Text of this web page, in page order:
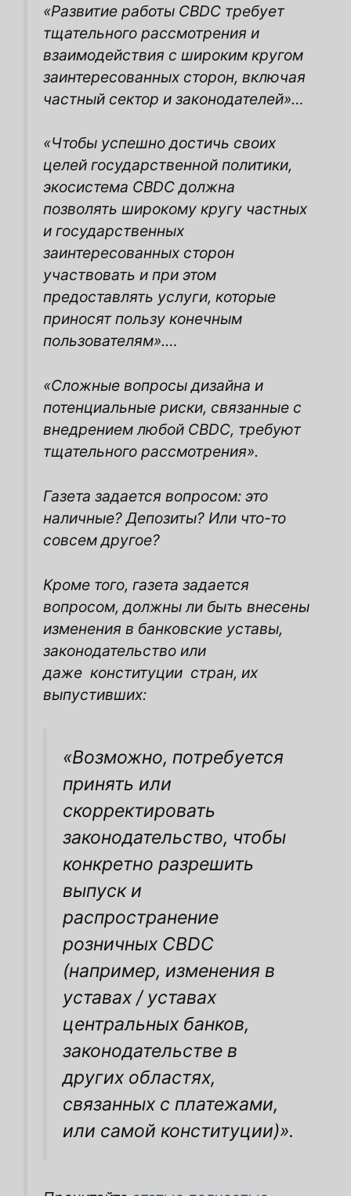
«Развитие работы CBDC требует
тщательного рассмотрения и
взаимодействия с широким кругом
заинтересованных сторон, включая
частный сектор и законодателей»…
«Чтобы успешно достичь своих
целей государственной политики,
экосистема CBDC должна
позволять широкому кругу частных
и государственных
заинтересованных сторон
участвовать и при этом
предоставлять услуги, которые
приносят пользу конечным
пользователям».…
«Сложные вопросы дизайна и
потенциальные риски, связанные с
внедрением любой CBDC, требуют
тщательного рассмотрения».
Газета задается вопросом: это
наличные? Депозиты? Или что-то
совсем другое?
Кроме того, газета задается
вопросом, должны ли быть внесены
изменения в банковские уставы,
законодательство или
даже конституции стран, их
выпустивших:
«Возможно, потребуется
принять или
скорректировать
законодательство, чтобы
конкретно разрешить
выпуск и
распространение
розничных CBDC
(например, изменения в
уставах / уставах
центральных банков,
законодательстве в
других областях,
связанных с платежами,
или самой конституции)».